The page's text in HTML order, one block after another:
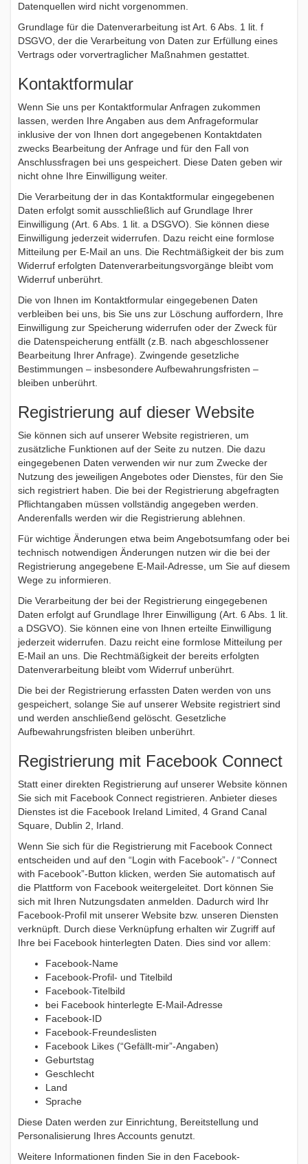
Datenquellen wird nicht vorgenommen.
Grundlage für die Datenverarbeitung ist Art. 6 Abs. 1 lit. f
DSGVO, der die Verarbeitung von Daten zur Erfüllung eines
Vertrags oder vorvertraglicher Maßnahmen gestattet.
Kontaktformular
Wenn Sie uns per Kontaktformular Anfragen zukommen
lassen, werden Ihre Angaben aus dem Anfrageformular
inklusive der von Ihnen dort angegebenen Kontaktdaten
zwecks Bearbeitung der Anfrage und für den Fall von
Anschlussfragen bei uns gespeichert. Diese Daten geben wir
nicht ohne Ihre Einwilligung weiter.
Die Verarbeitung der in das Kontaktformular eingegebenen
Daten erfolgt somit ausschließlich auf Grundlage Ihrer
Einwilligung (Art. 6 Abs. 1 lit. a DSGVO). Sie können diese
Einwilligung jederzeit widerrufen. Dazu reicht eine formlose
Mitteilung per E-Mail an uns. Die Rechtmäßigkeit der bis zum
Widerruf erfolgten Datenverarbeitungsvorgänge bleibt vom
Widerruf unberührt.
Die von Ihnen im Kontaktformular eingegebenen Daten
verbleiben bei uns, bis Sie uns zur Löschung auffordern, Ihre
Einwilligung zur Speicherung widerrufen oder der Zweck für
die Datenspeicherung entfällt (z.B. nach abgeschlossener
Bearbeitung Ihrer Anfrage). Zwingende gesetzliche
Bestimmungen – insbesondere Aufbewahrungsfristen –
bleiben unberührt.
Registrierung auf dieser Website
Sie können sich auf unserer Website registrieren, um
zusätzliche Funktionen auf der Seite zu nutzen. Die dazu
eingegebenen Daten verwenden wir nur zum Zwecke der
Nutzung des jeweiligen Angebotes oder Dienstes, für den Sie
sich registriert haben. Die bei der Registrierung abgefragten
Pflichtangaben müssen vollständig angegeben werden.
Anderenfalls werden wir die Registrierung ablehnen.
Für wichtige Änderungen etwa beim Angebotsumfang oder bei
technisch notwendigen Änderungen nutzen wir die bei der
Registrierung angegebene E-Mail-Adresse, um Sie auf diesem
Wege zu informieren.
Die Verarbeitung der bei der Registrierung eingegebenen
Daten erfolgt auf Grundlage Ihrer Einwilligung (Art. 6 Abs. 1 lit.
a DSGVO). Sie können eine von Ihnen erteilte Einwilligung
jederzeit widerrufen. Dazu reicht eine formlose Mitteilung per
E-Mail an uns. Die Rechtmäßigkeit der bereits erfolgten
Datenverarbeitung bleibt vom Widerruf unberührt.
Die bei der Registrierung erfassten Daten werden von uns
gespeichert, solange Sie auf unserer Website registriert sind
und werden anschließend gelöscht. Gesetzliche
Aufbewahrungsfristen bleiben unberührt.
Registrierung mit Facebook Connect
Statt einer direkten Registrierung auf unserer Website können
Sie sich mit Facebook Connect registrieren. Anbieter dieses
Dienstes ist die Facebook Ireland Limited, 4 Grand Canal
Square, Dublin 2, Irland.
Wenn Sie sich für die Registrierung mit Facebook Connect
entscheiden und auf den “Login with Facebook”- / “Connect
with Facebook”-Button klicken, werden Sie automatisch auf
die Plattform von Facebook weitergeleitet. Dort können Sie
sich mit Ihren Nutzungsdaten anmelden. Dadurch wird Ihr
Facebook-Profil mit unserer Website bzw. unseren Diensten
verknüpft. Durch diese Verknüpfung erhalten wir Zugriff auf
Ihre bei Facebook hinterlegten Daten. Dies sind vor allem:
Facebook-Name
Facebook-Profil- und Titelbild
Facebook-Titelbild
bei Facebook hinterlegte E-Mail-Adresse
Facebook-ID
Facebook-Freundeslisten
Facebook Likes (“Gefällt-mir”-Angaben)
Geburtstag
Geschlecht
Land
Sprache
Diese Daten werden zur Einrichtung, Bereitstellung und
Personalisierung Ihres Accounts genutzt.
Weitere Informationen finden Sie in den Facebook-